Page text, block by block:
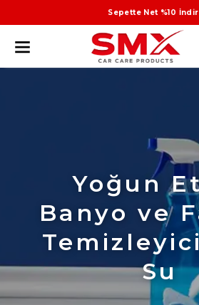
Sepette Net %10
Yoğun
Banyo ve
Su